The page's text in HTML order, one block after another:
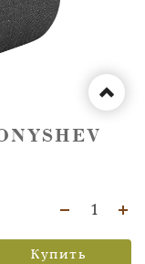
1
Купить